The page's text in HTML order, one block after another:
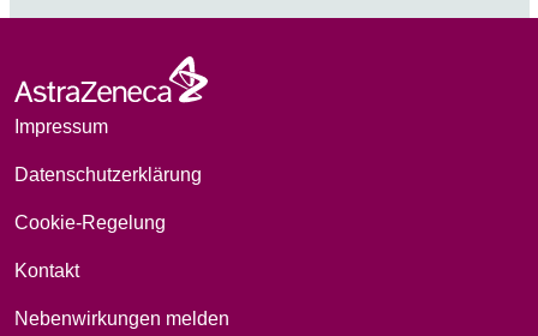
Impressum
Datenschutzerklärung
Cookie-Regelung
Kontakt
Nebenwirkungen melden